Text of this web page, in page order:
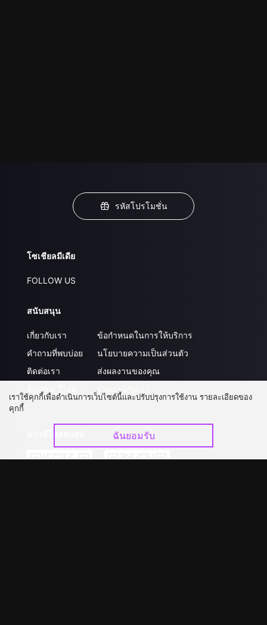
รหัสโปรโมชั่น
โซเชียลมีเดีย
FOLLOW US
สนับสนุน
เกี่ยวกับเรา
คำถามที่พบบ่อย
ติดต่อเรา
ข้อกำหนดในการให้บริการ
นโยบายความเป็นส่วนตัว
ส่งผลงานของคุณ
เราใช้คุกกี้เพื่อดำเนินการเว็บไซต์นี้และปรับปรุงการใช้งาน รายละเอียดของ
คุกกี้
ฉันยอมรับ